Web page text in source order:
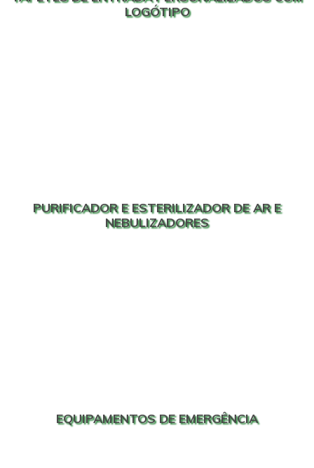
LOGÓTIPO
PURIFICADOR E ESTERILIZADOR DE AR E
NEBULIZADORES
EQUIPAMENTOS DE EMERGÊNCIA